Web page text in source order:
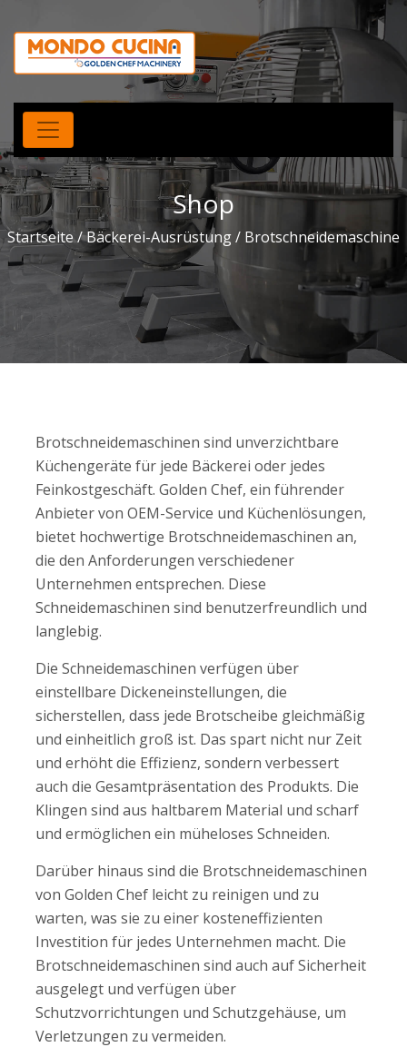
Shop
Startseite/Bäckerei-Ausrüstung/ Brotschneidemaschine
Brotschneidemaschinen sind unverzichtbare
Küchengeräte für jede Bäckerei oder jedes
Feinkostgeschäft. Golden Chef, ein führender
Anbieter von OEM-Service und Küchenlösungen,
bietet hochwertige Brotschneidemaschinen an,
die den Anforderungen verschiedener
Unternehmen entsprechen. Diese
Schneidemaschinen sind benutzerfreundlich und
langlebig.
Die Schneidemaschinen verfügen über
einstellbare Dickeneinstellungen, die
sicherstellen, dass jede Brotscheibe gleichmäßig
und einheitlich groß ist. Das spart nicht nur Zeit
und erhöht die Effizienz, sondern verbessert
auch die Gesamtpräsentation des Produkts. Die
Klingen sind aus haltbarem Material und scharf
und ermöglichen ein müheloses Schneiden.
Darüber hinaus sind die Brotschneidemaschinen
von Golden Chef leicht zu reinigen und zu
warten, was sie zu einer kosteneffizienten
Investition für jedes Unternehmen macht. Die
Brotschneidemaschinen sind auch auf Sicherheit
ausgelegt und verfügen über
Schutzvorrichtungen und Schutzgehäuse, um
Verletzungen zu vermeiden.